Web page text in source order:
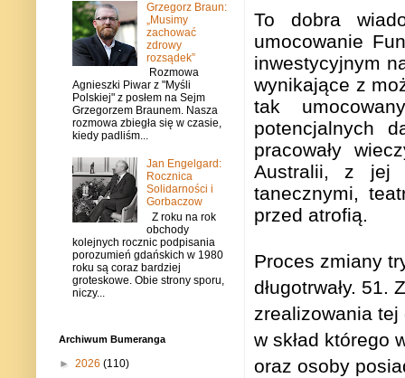
To dobra
umocowanie
inwestycyjnym
wynikające z
tak
potencjalnych
pracowały
Australii, z jej
tanecznymi,
przed atrofią.
Proces zmiany
długotrwały. 51.
zrealizowania tej
w skład którego
oraz osoby
Grzegorz Braun:
„Musimy
zachować
zdrowy
rozsądek”
Rozmowa
Agnieszki Piwar z "Myśli
Polskiej" z posłem na Sejm
Grzegorzem Braunem. Nasza
rozmowa zbiegła się w czasie,
kiedy padliśm...
Jan Engelgard:
Rocznica
Solidarności i
Gorbaczow
Z roku na rok
obchody
kolejnych rocznic podpisania
porozumień gdańskich w 1980
roku są coraz bardziej
groteskowe. Obie strony sporu,
niczy...
Archiwum Bumeranga
► 2026 (110)